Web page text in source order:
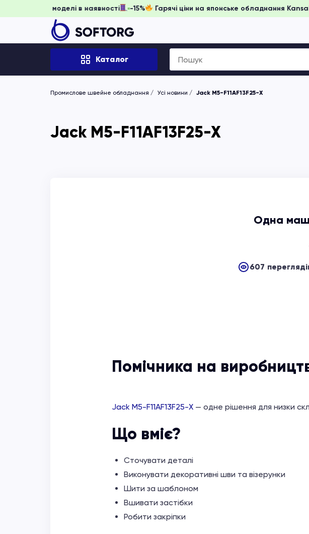
забронювати, доки моделі в наявності -15% Гарячі ціни на японське
Каталог
Search
for:
Промислове швейне обладнання Усі новини Jack M5-F11AF13F25-X
Jack M5-F11AF13F25-X
Одна
607
Помічника на
Jack M5-F11AF13F25-X — одне рішення для низки
Що вміє?
Сточувати деталі
Виконувати декоративні шви та візерунки
Шити за шаблоном
Вшивати застібки
Робити закріпки